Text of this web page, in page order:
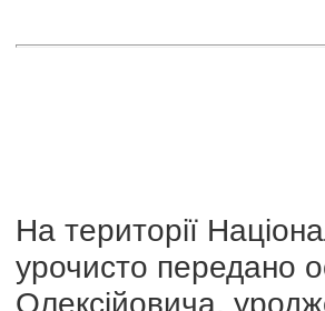
На території
урочисто передано
Олексійовича,